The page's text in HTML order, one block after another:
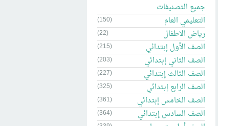
جميع التصنيفات
التعليمي العام
(150)
رياض الاطفال (22)
الصف الأول إبتدائي (215)
الصف الثاني إبتدائي (203)
الصف الثالث إبتدائي (227)
الصف الرابع إبتدائي (325)
الصف الخامس إبتدائي (361)
الصف السادس إبتدائي (364)